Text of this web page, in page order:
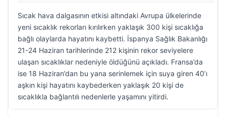
Sıcak hava dalgasının etkisi altındaki Avrupa ülkelerinde
yeni sıcaklık rekorları kırılırken yaklaşık 300 kişi sıcaklığa
bağlı olaylarda hayatını kaybetti. İspanya Sağlık Bakanlığı
21-24 Haziran tarihlerinde 212 kişinin rekor seviyelere
ulaşan sıcaklıklar nedeniyle öldüğünü açıkladı. Fransa’da
ise 18 Haziran’dan bu yana serinlemek için suya giren 40’ı
aşkın kişi hayatını kaybederken yaklaşık 20 kişi de
sıcaklıkla bağlantılı nedenlerle yaşamını yitirdi.